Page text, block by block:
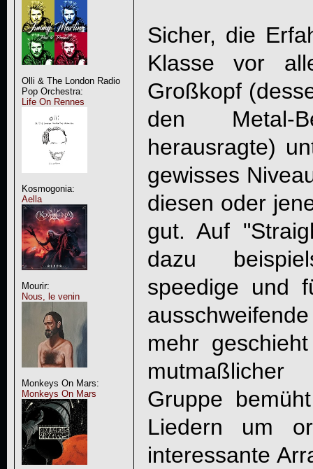
Olli & The London Radio
Pop Orchestra:
Life On Rennes
Kosmogonia:
Aella
Mourir:
Nous, le venin
Monkeys On Mars:
Monkeys On Mars
Sicher, die
Klasse vor
Großkopf
den Metal-
herausragte)
gewisses
diesen oder
gut. Auf
dazu
speedige und
mehr
Gruppe
Liedern um
interessante